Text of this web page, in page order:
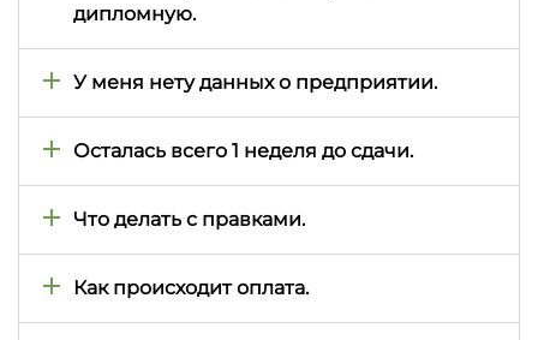
дипломную.
речь.У меня нету данных о предприятии.
или сделаем правдоподобные расчеты, по
Осталась всего 1 неделя до сдачи.
стоимость может увеличиться на 50%.
Что делать с правками.
исправления бесплатные.
Как происходит оплата.